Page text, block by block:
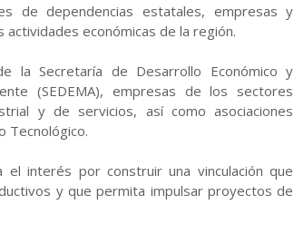
de dependencias estatales, empresas y
económicas de la región.
la Secretaría de Desarrollo Económico y
(SEDEMA), empresas de los sectores
y de servicios, así como asociaciones
Tecnológico.
interés por construir una vinculación que
y que permita impulsar proyectos de